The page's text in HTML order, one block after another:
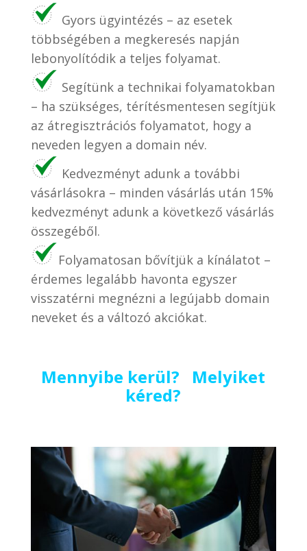
Gyors ügyintézés – az esetek
többségében a megkeresés napján
lebonyolítódik a teljes folyamat.
Segítünk a technikai folyamatokban
– ha szükséges, térítésmentesen segítjük
az átregisztrációs folyamatot, hogy a
neveden legyen a domain név.
Kedvezményt adunk a további
vásárlásokra – minden vásárlás után 15%
kedvezményt adunk a következő vásárlás
összegéből.
Folyamatosan bővítjük a kínálatot –
érdemes legalább havonta egyszer
visszatérni megnézni a legújabb domain
neveket és a változó akciókat.
Mennyibe kerül? Melyiket
kéred?